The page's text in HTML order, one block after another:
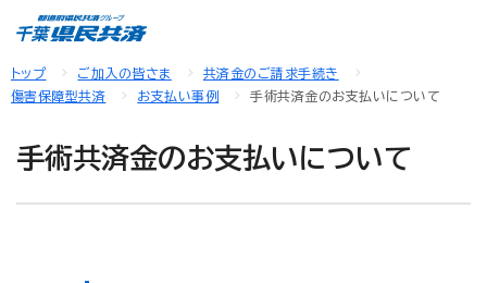
トップ ご加入の皆さま
共済金のご請求手続き
傷害保障型共済
お支払い事例 手術共済金のお支払いについて
手術共済金のお支払いについて